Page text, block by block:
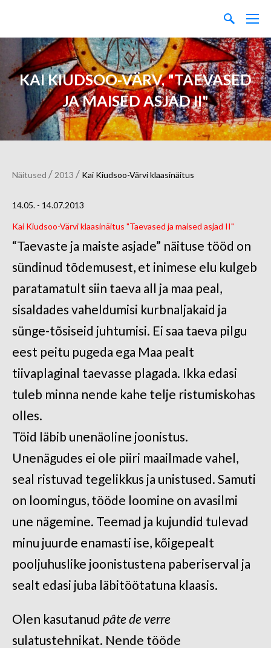
KAI KIUDSOO-VÄRV, "TAEVASED
JA MAISED ASJAD II"
Näitused / 2013 / Kai Kiudsoo-Värvi klaasinäitus
14.05. - 14.07.2013
Kai Kiudsoo-Värvi klaasinäitus "Taevased ja maised asjad II"
“Taevaste ja maiste asjade” näituse tööd on
sündinud tõdemusest, et inimese elu kulgeb
paratamatult siin taeva all ja maa peal,
sisaldades vaheldumisi kurbnaljakaid ja
sünge-tõsiseid juhtumisi. Ei saa taeva pilgu
eest peitu pugeda ega Maa pealt
tiivaplaginal taevasse plagada. Ikka edasi
tuleb minna nende kahe telje ristumiskohas
olles.
Töid läbib unenäoline joonistus.
Unenägudes ei ole piiri maailmade vahel,
seal ristuvad tegelikkus ja unistused. Samuti
on loomingus, tööde loomine on avasilmi
une nägemine. Teemad ja kujundid tulevad
minu juurde enamasti ise, kõigepealt
pooljuhuslike joonistustena paberiserval ja
sealt edasi juba läbitöötatuna klaasis.
Olen kasutanud pâte de verre
sulatustehnikat. Nende tööde